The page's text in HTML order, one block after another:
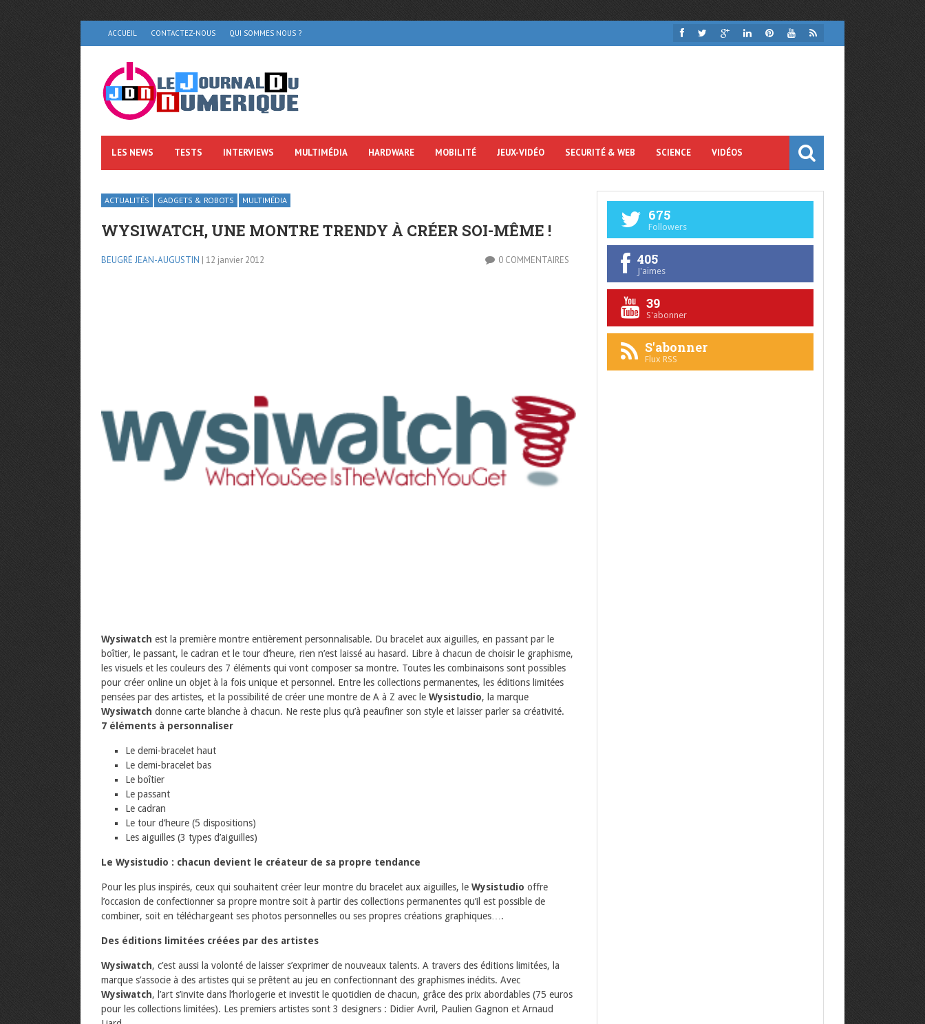
ACCUEIL CONTACTEZ-NOUS QUI SOMMES NOUS ?
LES NEWS TESTS INTERVIEWS MULTIMÉDIA HARDWARE MOBILITÉ JEUX-VIDÉO SECURITÉ & WEB SCIENCE VIDÉOS
ACTUALITÉS GADGETS & ROBOTS MULTIMÉDIA
WYSIWATCH, UNE MONTRE TRENDY À CRÉER SOI-MÊME !
BEUGRÉ JEAN-AUGUSTIN | 12 janvier 2012 0 COMMENTAIRES
Wysiwatch est la première montre entièrement personnalisable. Du bracelet aux aiguilles, en passant par le
boîtier, le passant, le cadran et le tour d’heure, rien n’est laissé au hasard. Libre à chacun de choisir le graphisme,
les visuels et les couleurs des 7 éléments qui vont composer sa montre. Toutes les combinaisons sont possibles
pour créer online un objet à la fois unique et personnel. Entre les collections permanentes, les éditions limitées
pensées par des artistes, et la possibilité de créer une montre de A à Z avec le Wysistudio, la marque
Wysiwatch donne carte blanche à chacun. Ne reste plus qu’à peaufiner son style et laisser parler sa créativité.
7 éléments à personnaliser
Le demi-bracelet haut
Le demi-bracelet bas
Le boîtier
Le passant
Le cadran
Le tour d’heure (5 dispositions)
Les aiguilles (3 types d’aiguilles)
Le Wysistudio : chacun devient le créateur de sa propre tendance
Pour les plus inspirés, ceux qui souhaitent créer leur montre du bracelet aux aiguilles, le Wysistudio offre
l’occasion de confectionner sa propre montre soit à partir des collections permanentes qu’il est possible de
combiner, soit en téléchargeant ses photos personnelles ou ses propres créations graphiques….
Des éditions limitées créées par des artistes
Wysiwatch, c’est aussi la volonté de laisser s’exprimer de nouveaux talents. A travers des éditions limitées, la
marque s’associe à des artistes qui se prêtent au jeu en confectionnant des graphismes inédits. Avec
Wysiwatch, l’art s’invite dans l’horlogerie et investit le quotidien de chacun, grâce des prix abordables (75 euros
pour les collections limitées). Les premiers artistes sont 3 designers : Didier Avril, Paulien Gagnon et Arnaud
675
Followers
405
J'aimes
39
S'abonner
S'abonner
Flux RSS